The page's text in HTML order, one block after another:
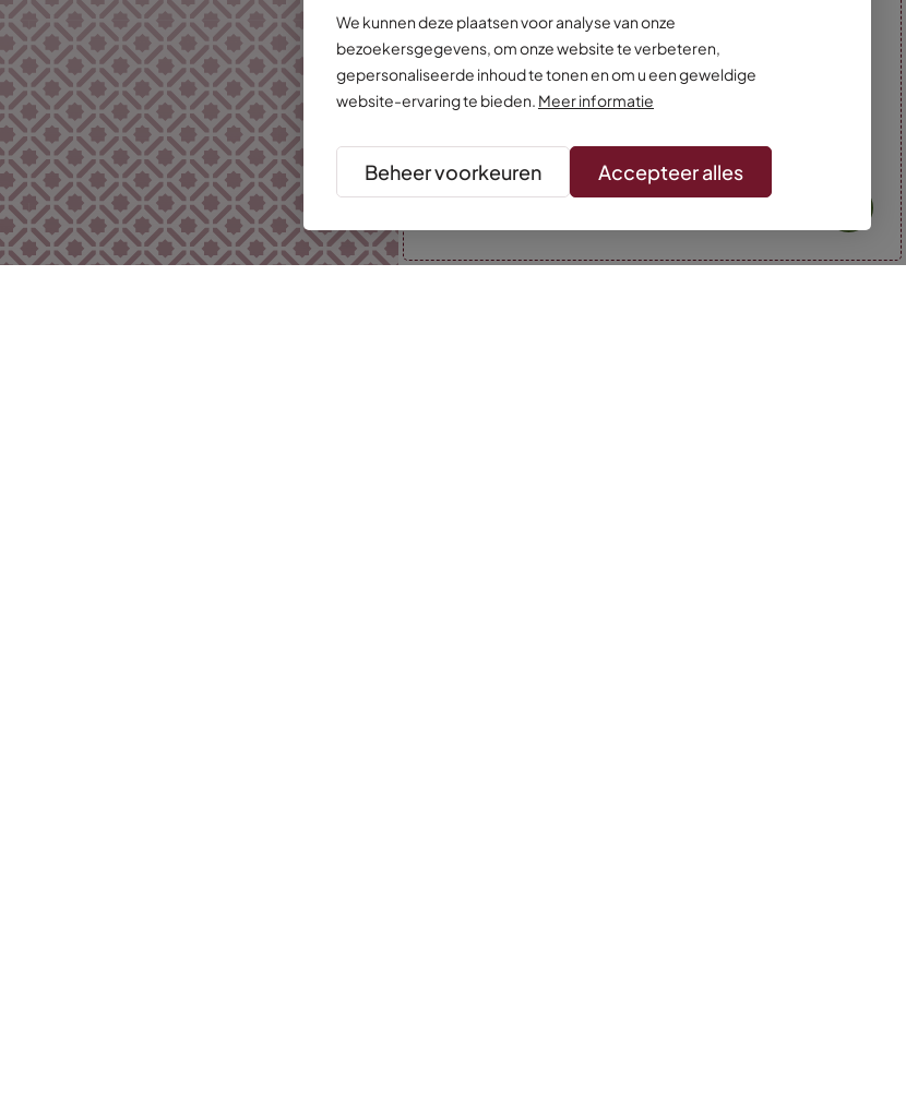
We kunnen deze plaatsen voor analyse van onze
bezoekersgegevens, om onze website te verbeteren,
gepersonaliseerde inhoud te tonen en om u een geweldige
website-ervaring te bieden. Meer informatie
Beheer voorkeuren Accepteer alles